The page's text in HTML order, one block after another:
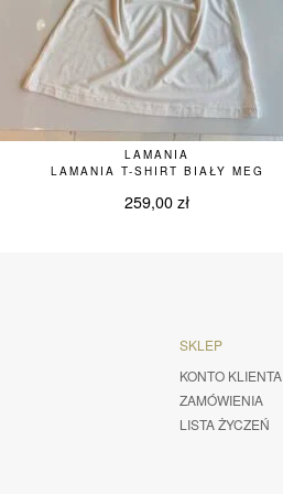
LAMANIA
LAMANIA T-SHIRT BIAŁY MEG
259,00zł
SKLEP
KONTO KLIENTA
ZAMÓWIENIA
LISTA ŻYCZEŃ